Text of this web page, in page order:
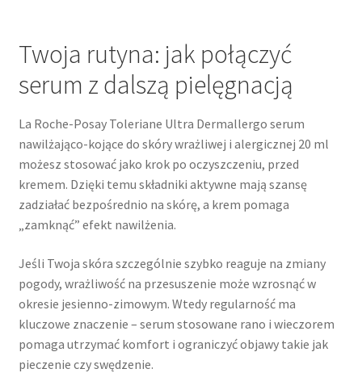
Twoja rutyna: jak połączyć
serum z dalszą pielęgnacją
La Roche-Posay Toleriane Ultra Dermallergo serum
nawilżająco-kojące do skóry wrażliwej i alergicznej 20 ml
możesz stosować jako krok po oczyszczeniu, przed
kremem. Dzięki temu składniki aktywne mają szansę
zadziałać bezpośrednio na skórę, a krem pomaga
„zamknąć” efekt nawilżenia.
Jeśli Twoja skóra szczególnie szybko reaguje na zmiany
pogody, wrażliwość na przesuszenie może wzrosnąć w
okresie jesienno-zimowym. Wtedy regularność ma
kluczowe znaczenie – serum stosowane rano i wieczorem
pomaga utrzymać komfort i ograniczyć objawy takie jak
pieczenie czy swędzenie.